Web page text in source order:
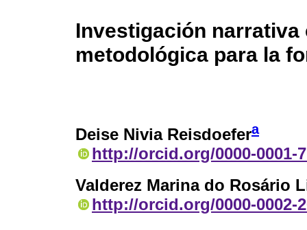
Investigación
metodológica para la
Deise Nivia Reisdoefera
http://orcid.org/0000-0001-
Valderez Marina do Rosário
http://orcid.org/0000-0002-